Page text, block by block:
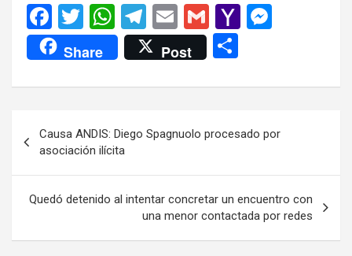
F
a
ce
b
o
k
T
wi
tt
er
W
h
at
s
p
p
T
el
e
gr
m
E
m
ail
G
m
ail
Y
o
M
ail
n
er
Share Post
m
p
ar
tir
de
entradas
Causa ANDIS: Diego Spagnuolo procesado por
asociación ilícita
Quedó detenido al intentar concretar un encuentro con
una menor contactada por redes